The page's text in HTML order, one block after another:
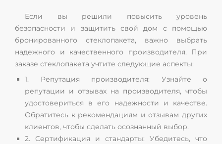
Если вы решили повысить уровень
безопасности и защитить свой дом с помощью
бронированного стеклопакета, важно выбрать
надежного и качественного производителя. При
заказе стеклопакета учтите следующие аспекты:
1. Репутация производителя: Узнайте о
репутации и отзывах на производителя, чтобы
удостовериться в его надежности и качестве.
Обратитесь к рекомендациям и отзывам других
клиентов, чтобы сделать осознанный выбор.
2. Сертификация и стандарты: Убедитесь, что